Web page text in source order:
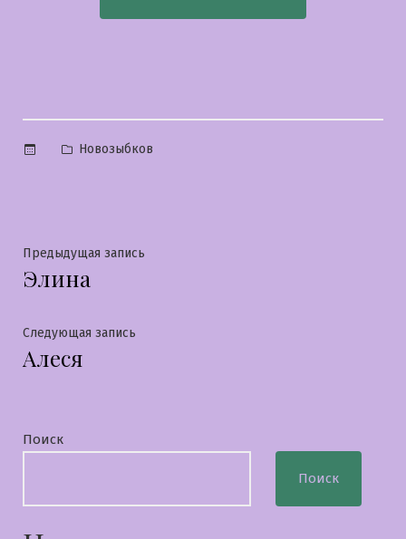
Опубликовано
Новозыбков
Навигация
по
записям
Предыдущая запись
Элина
Следующая запись
Алеся
Поиск
Поиск